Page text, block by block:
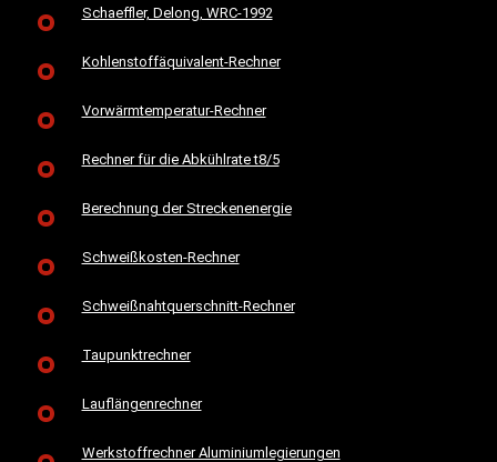
Schaeffler, Delong, WRC-1992
Kohlenstoffäquivalent-Rechner
Vorwärmtemperatur-Rechner
Rechner für die Abkühlrate t8/5
Berechnung der Streckenenergie
Schweißkosten-Rechner
Schweißnahtquerschnitt-Rechner
Taupunktrechner
Lauflängenrechner
Werkstoffrechner Aluminiumlegierungen